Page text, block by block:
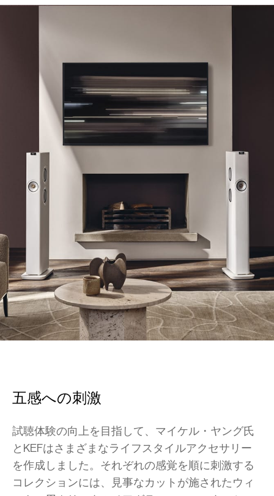
五感への刺激
試聴体験の向上を目指して、マイケル・ヤング氏
とKEFはさまざまなライフスタイルアクセサリー
を作成しました。それぞれの感覚を順に刺激する
コレクションには、見事なカットが施されたウィ